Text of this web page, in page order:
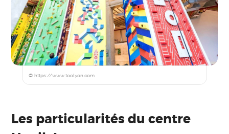
© https://www.toolyon.com
Les particularités du centre